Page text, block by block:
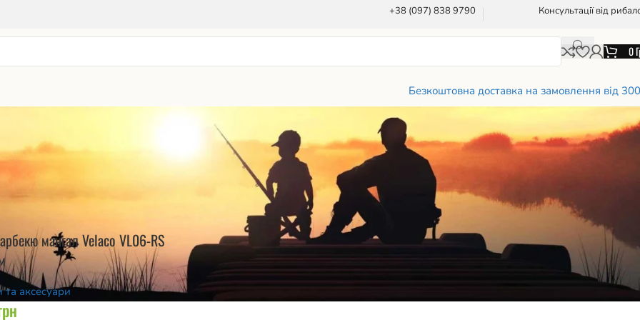
+38 (097) 838 9790 Консультації від
0
Безкоштовна доставка на замовлення від
Показати 36
мангал Velaco VL06-RS
аксесуари